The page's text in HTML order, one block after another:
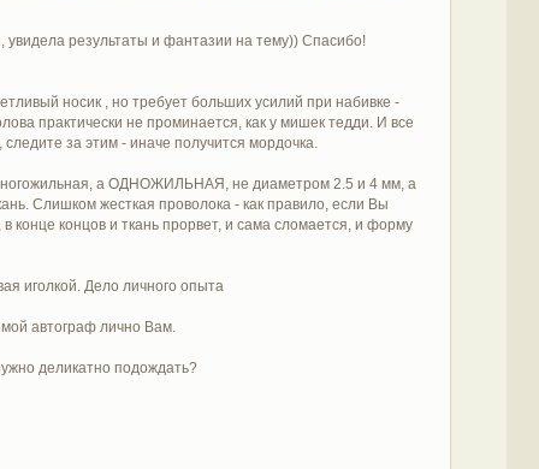
результаты и фантазии на тему)) Спасибо!
носик , но требует больших усилий при набивке -
практически не проминается, как у мишек тедди. И все
за этим - иначе получится мордочка.
а ОДНОЖИЛЬНАЯ, не диаметром 2.5 и 4 мм, а
Слишком жесткая проволока - как правило, если Вы
конце концов и ткань прорвет, и сама сломается, и форму
иголкой. Дело личного опыта
мой автограф лично Вам.
деликатно подождать?